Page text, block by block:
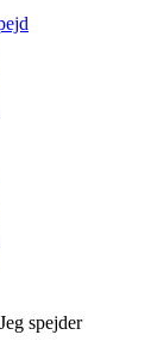
spejder